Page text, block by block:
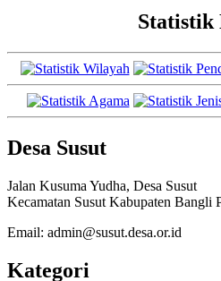
Statistik
Desa Susut
Jalan Kusuma Yudha, Desa Susut
Kecamatan Susut Kabupaten Bangli
Email: admin@susut.desa.or.id
Kategori